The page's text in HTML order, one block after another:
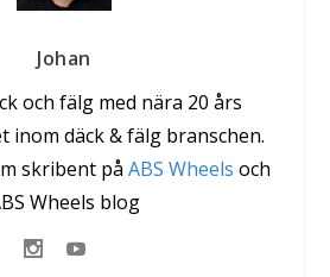
Johan
och fälg med nära 20 års
inom däck & fälg branschen.
skribent på ABS Wheels och
Wheels blog